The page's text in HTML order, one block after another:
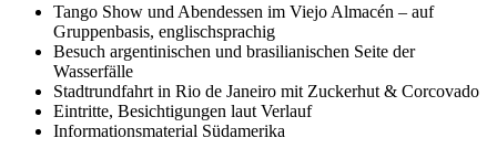
Tango Show und Abendessen im Viejo Almacén – auf
Gruppenbasis, englischsprachig
Besuch argentinischen und brasilianischen Seite der
Wasserfälle
Stadtrundfahrt in Rio de Janeiro mit Zuckerhut & Corcovado
Eintritte, Besichtigungen laut Verlauf
Informationsmaterial Südamerika